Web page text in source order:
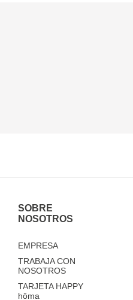
SOBRE
NOSOTROS
EMPRESA
TRABAJA CON
NOSOTROS
TARJETA HAPPY
hôma